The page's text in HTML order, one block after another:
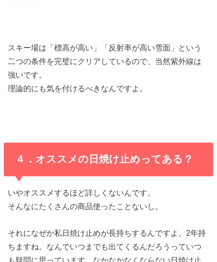
スキー場は「標高が高い」「反射率が高い雪面」という
二つの条件を完璧にクリアしているので、当然紫外線は
強いです。
理論的にも気を付けるべきなんですよ。
４．オススメの日焼け止めってある？
いやオススメするほど詳しくないんです。
そんなにたくさんの商品使ったことないし。
それになぜか私日焼け止めが長持ちするんですよ。2年持
ちますね。なんでいつまでも出てくるんだろうっていつ
も疑問に思っています。なかなかなくならない日焼け止